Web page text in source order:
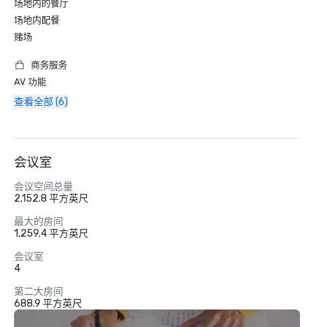
场地内的餐厅
场地内配餐
赌场
商务服务
AV 功能
查看全部 (6)
会议室
会议空间总量
2,152.8 平方英尺
最大的房间
1,259.4 平方英尺
会议室
4
第二大房间
688.9 平方英尺